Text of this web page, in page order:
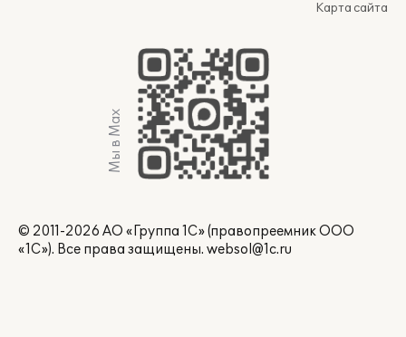
Карта сайта
Мы в Max
© 2011-2026 АО «Группа 1С» (правопреемник ООО
«1С»). Все права защищены. websol@1c.ru